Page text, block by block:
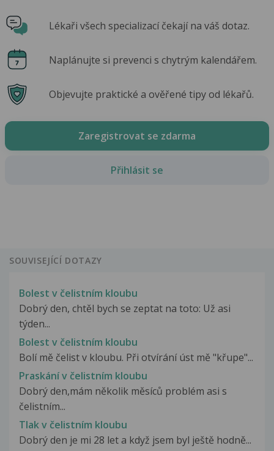
Lékaři všech specializací čekají na váš dotaz.
Naplánujte si prevenci s chytrým kalendářem.
Objevujte praktické a ověřené tipy od lékařů.
Zaregistrovat se zdarma
Přihlásit se
SOUVISEJÍCÍ DOTAZY
Bolest v čelistním kloubu
Dobrý den, chtěl bych se zeptat na toto: Už asi
týden...
Bolest v čelistním kloubu
Bolí mě čelist v kloubu. Při otvírání úst mě "křupe"...
Praskání v čelistním kloubu
Dobrý den,mám několik měsíců problém asi s
čelistním...
Tlak v čelistním kloubu
Dobrý den je mi 28 let a když jsem byl ještě hodně...